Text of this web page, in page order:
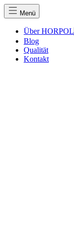
Menü
Über HORPOL
Blog
Qualität
Kontakt